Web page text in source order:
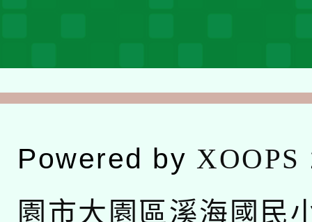
Powered by XOOPS
園市大園區溪海國民